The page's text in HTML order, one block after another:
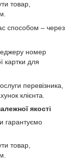
товар,
способом – через
номер
картки для
перевізника,
клієнта.
якості
гарантуємо
товар,